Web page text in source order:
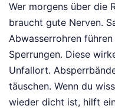
Wer morgens über die
braucht gute Nerven.
Abwasserrohren
Sperrungen. Diese
Unfallort.
täuschen. Wenn du
wieder dicht ist, hilft